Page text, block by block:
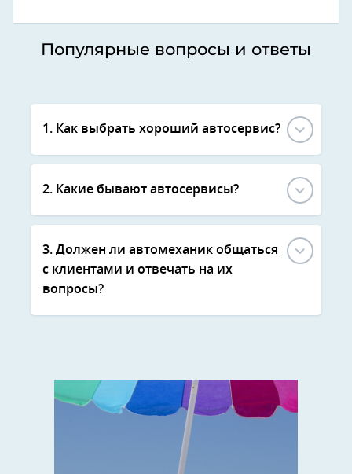
Популярные вопросы и ответы
1. Как выбрать хороший автосервис?
2. Какие бывают автосервисы?
3. Должен ли автомеханик общаться
с клиентами и отвечать на их
вопросы?